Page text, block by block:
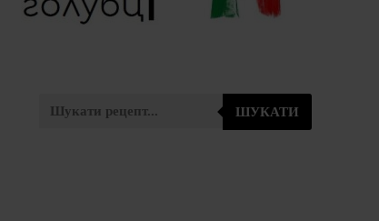
ШУКАТИ